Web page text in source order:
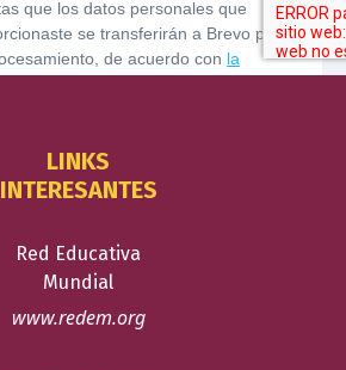
LINKS
INTERESANTES
Red Educativa
Mundial
www.redem.org